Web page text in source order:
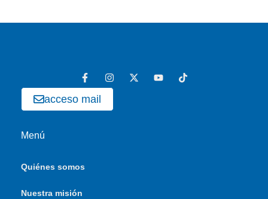
acceso mail
Menú
Quiénes somos
Nuestra misión